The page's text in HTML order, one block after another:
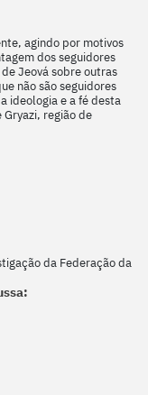
agindo por motivos
dos seguidores
Jeová sobre outras
não são seguidores
ideologia e a fé desta
região de
da Federação da